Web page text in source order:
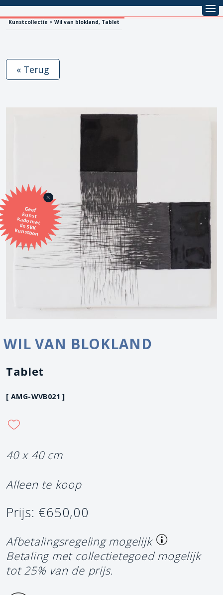
Kunstcollectie > Wil van blokland, Tablet
Geef
kunst
kado met
de SBK
Kunstbon
« Terug
WIL VAN BLOKLAND
Tablet
[ AMG-WVB021 ]
40 x 40 cm
Alleen te koop
Prijs: €650,00
Afbetalingsregeling mogelijk
Betaling met collectietegoed mogelijk
tot 25% van de prijs.